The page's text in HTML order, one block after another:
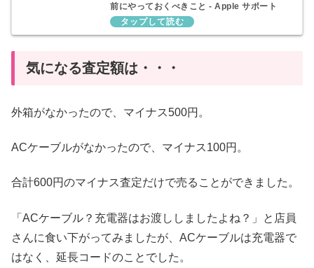
前にやっておくべきこと - Apple サポート
(日本)
気になる査定額は・・・
外箱がなかったので、マイナス500円。
ACケーブルがなかったので、マイナス100円。
合計600円のマイナス査定だけで売ることができました。
「ACケーブル？充電器はお渡ししましたよね？」と店員
さんに食い下がってみましたが、ACケーブルは充電器で
はなく、延長コードのことでした。